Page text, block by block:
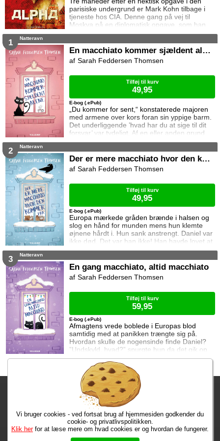
parisiske undergrund er Mark Kohn tilbage i
tjeneste hos CIA. Denne gang på vej til
Moskva på en diplomatisk opgave, som han
har strittet imod da han frygter at russerne kun
hen. Snart bliver hans bange anelser til
virkelighed, og overladt til sit eget selskab
støder han en aften på Lena, en ung russisk
1 Natteravn
En macchiato kommer sjældent alene
„Du kommer for sent,“ konstaterede majoren
med armene over kors foran sin yppige barm.
Det underliggende ’hvad har du at sige til dit
forsvar’ var tydeligt. Af en eller anden grund
pissede det Europa af. „Ja,“ sagde hun.
havde et mindre macchiato-relateret uheld på
med. Der er den aften hun ikke kan få lov at
E-bog (.ePub)
Sarah Feddersen Thomsen
Tilføj til kurv
49,95
2 Natteravn
Der er mere macchiato hvor den kommer fra
Europa mærkede gråden brænde i halsen og
slog en hånd for munden mens hun klemte
øjnene hårdt i. Hun sank anstrengt. Daniel var
ikke død. Det var han ikke! Han havde lovet at
de ville ses igen. Han havde lovet! Europa har
der rigtig meget som giver mening. Men der er
også meget som ikke gør. For hvorfor har
kasernens ledelse føjet hendes
E-bog (.ePub)
Sarah Feddersen Thomsen
Tilføj til kurv
49,95
3 Natteravn
En gang macchiato, altid macchiato
Afmagtens vrede boblede i Europas blod
samtidig med at panikken trængte sig på.
Hvordan skulle de nogensinde finde Daniel?
”Undskyld, hvad?” spurgte hun da det gik op
for hende at Lucilla havde sagt et eller andet
hun ikke havde hørt. ”Måske skal vi tage det
hele lidt mere bogstaveligt,” gentog Lucilla.
Daniel er forsvundet – og tiden er ved at rinde
ud. Febrilsk sætter Europa alt ind på at finde
ham, men det er ikke nemt, for h
E-bog (.ePub)
Sarah Feddersen Thomsen
Tilføj til kurv
59,95
Fragtgebyret er DKK 59,95 • Fragtgebyret bortfalder ved køb over
DKK 299,00
Bestiller du nu, har du dine varer på tirsdag!
Max 50 kr. Bøger til en 🐕
Vi bruger cookies - ved fortsat brug af hjemmesiden godkender du
cookie- og privatlivspolitikken.
Klik herfor at læse mere om hvad cookies er og hvordan de fungerer.